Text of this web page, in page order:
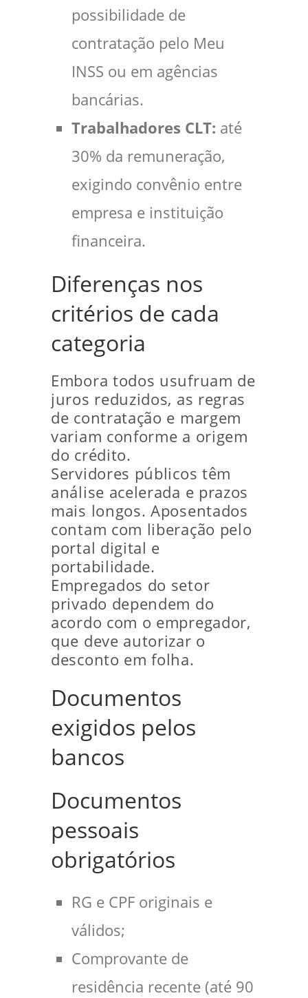
possibilidade de
contratação pelo Meu
INSS ou em agências
bancárias.
Trabalhadores CLT: até
30% da remuneração,
exigindo convênio entre
empresa e instituição
financeira.
Diferenças nos
critérios de cada
categoria
Embora todos usufruam de
juros reduzidos, as regras
de contratação e margem
variam conforme a origem
do crédito.
Servidores públicos têm
análise acelerada e prazos
mais longos. Aposentados
contam com liberação pelo
portal digital e
portabilidade.
Empregados do setor
privado dependem do
acordo com o empregador,
que deve autorizar o
desconto em folha.
Documentos
exigidos pelos
bancos
Documentos
pessoais
obrigatórios
RG e CPF originais e
válidos;
Comprovante de
residência recente (até 90